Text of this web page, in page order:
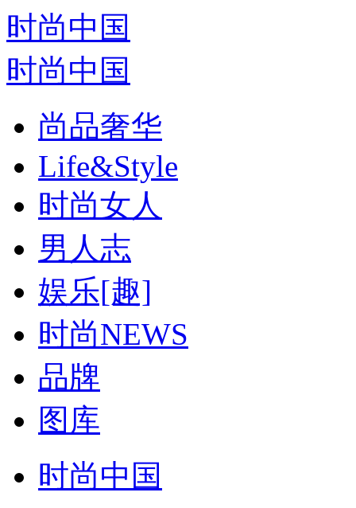
时尚中国
时尚中国
尚品奢华
Life&Style
时尚女人
男人志
娱乐[趣]
时尚NEWS
品牌
图库
时尚中国